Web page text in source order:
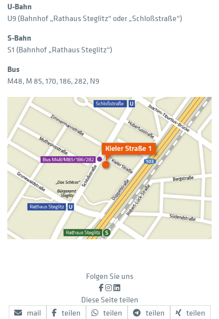
U-Bahn
U9 (Bahnhof „Rathaus Steglitz“ oder „Schloßstraße“)
S-Bahn
S1 (Bahnhof „Rathaus Steglitz“)
Bus
M48, M 85, 170, 186, 282, N9
Folgen Sie uns
Facebook
Instagram
LinkedIn
Diese Seite teilen
mail
teilen teilen teilen
teilen